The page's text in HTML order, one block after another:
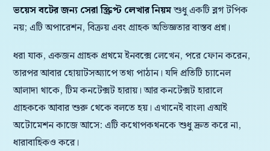
ভয়েস বটের জন্য সেরা স্ক্রিপ্ট লেখার নিয়মশুধু একটি ব্লগ টপিক
নয়; এটি অপারেশন, বিক্রয় এবং গ্রাহক অভিজ্ঞতার বাস্তব প্রশ্ন।
ধরা যাক, একজন গ্রাহক প্রথমে ইনবক্সে লেখেন, পরে ফোন করেন,
তারপর আবার হোয়াটসঅ্যাপে তথ্য পাঠান। যদি প্রতিটি চ্যানেল
আলাদা থাকে, টিম কনটেক্সট হারায়। আর কনটেক্সট হারালে
গ্রাহককে আবার শুরু থেকে বলতে হয়। এখানেই বাংলা এআই
অটোমেশন কাজে আসে: এটি কথোপকথনকে শুধু দ্রুত করে না,
ধারাবাহিকও করে।